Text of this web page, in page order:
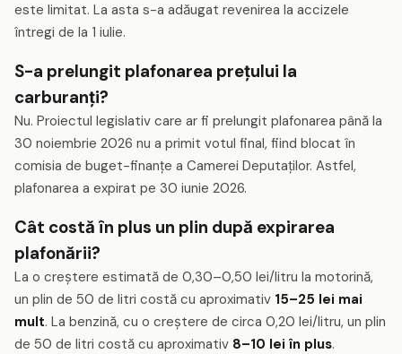
este limitat. La asta s-a adăugat revenirea la accizele
întregi de la 1 iulie.
S-a prelungit plafonarea prețului la
carburanți?
Nu. Proiectul legislativ care ar fi prelungit plafonarea până la
30 noiembrie 2026 nu a primit votul final, fiind blocat în
comisia de buget-finanțe a Camerei Deputaților. Astfel,
plafonarea a expirat pe 30 iunie 2026.
Cât costă în plus un plin după expirarea
plafonării?
La o creștere estimată de 0,30–0,50 lei/litru la motorină,
un plin de 50 de litri costă cu aproximativ 15–25 lei mai
mult. La benzină, cu o creștere de circa 0,20 lei/litru, un plin
de 50 de litri costă cu aproximativ 8–10 lei în plus.